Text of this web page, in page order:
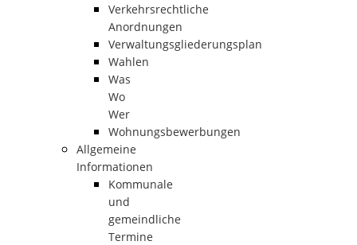
Verkehrsrechtliche
Anordnungen
Verwaltungsgliederungsplan
Wahlen
Was
Wo
Wer
Wohnungsbewerbungen
Allgemeine
Informationen
Kommunale
und
gemeindliche
Termine